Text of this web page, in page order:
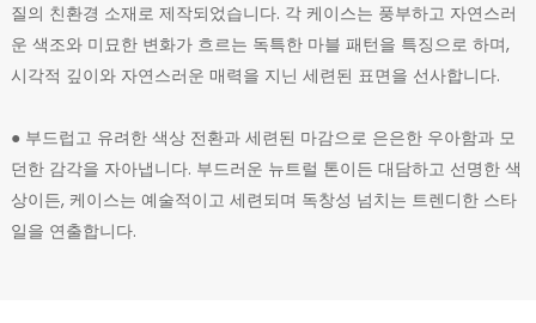
질의 친환경 소재로 제작되었습니다. 각 케이스는 풍부하고 자연스러
운 색조와 미묘한 변화가 흐르는 독특한 마블 패턴을 특징으로 하며,
시각적 깊이와 자연스러운 매력을 지닌 세련된 표면을 선사합니다.
● 부드럽고 유려한 색상 전환과 세련된 마감으로 은은한 우아함과 모
던한 감각을 자아냅니다. 부드러운 뉴트럴 톤이든 대담하고 선명한 색
상이든, 케이스는 예술적이고 세련되며 독창성 넘치는 트렌디한 스타
일을 연출합니다.